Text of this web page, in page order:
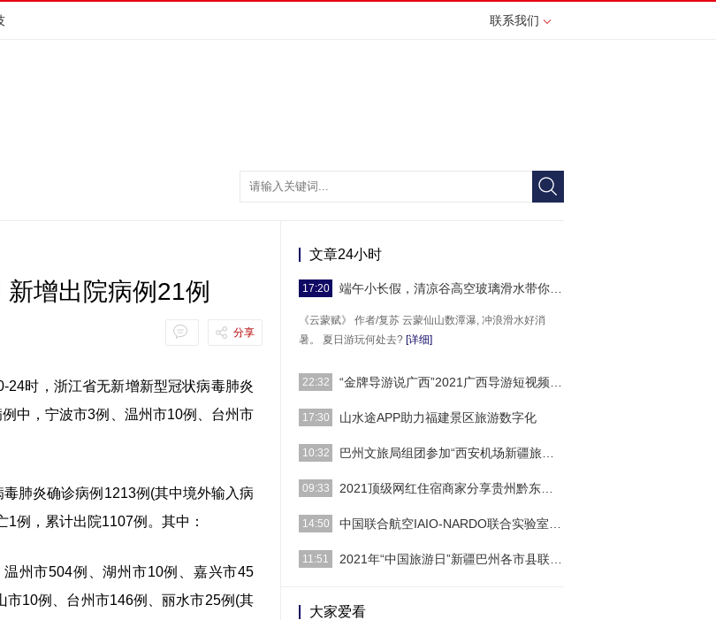
联系我们
增出院病例21例
分享
时，浙江省无新增新型冠状病毒肺炎
中，宁波市3例、温州市10例、台州市
肺炎确诊病例1213例(其中境外输入病
例，累计出院1107例。其中：
州市504例、湖州市10例、嘉兴市45
10例、台州市146例、丽水市25例(其
文章24小时
17:20
《云蒙赋》 作者/复苏 云蒙仙山数潭瀑, 冲浪滑水好消
暑。 夏日游玩何处去? [详细]
22:32
[详细]
17:30 山水途APP助力福建景区旅游数字化
为了积极响应党关于数字产业化,产业数字化的号召,加速
10:32
5月20号上午十点半，西安咸阳国际机场新疆旅游主题周
09:33
[详细]
14:50
[详细]
11:51
彩的主题活动庆祝中国
大家爱看